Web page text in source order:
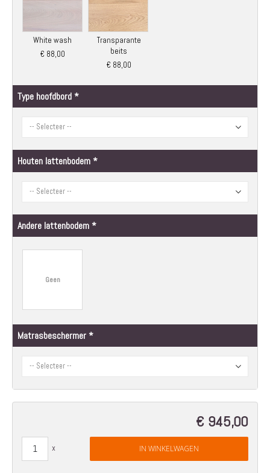
White wash
€ 88,00
Transparante
beits
€ 88,00
Type hoofdbord
Houten lattenbodem
Andere lattenbodem
Geen
Matrasbeschermer
€ 945,00
IN WINKELWAGEN